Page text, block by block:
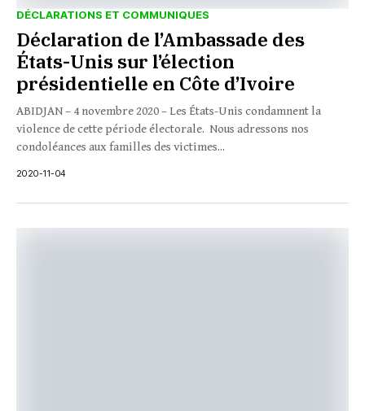
DÉCLARATIONS ET COMMUNIQUES
Déclaration de l’Ambassade des
États-Unis sur l’élection
présidentielle en Côte d’Ivoire
ABIDJAN – 4 novembre 2020 – Les États-Unis condamnent la
violence de cette période électorale. Nous adressons nos
condoléances aux familles des victimes...
2020-11-04